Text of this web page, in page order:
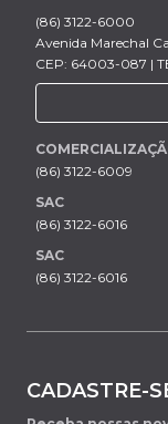
(86) 3122-6000
Avenida Marechal
CEP: 64003-087 |
(86) 3122-6009
SAC
(86) 3122-6016
SAC
(86) 3122-6016
CADASTRE-